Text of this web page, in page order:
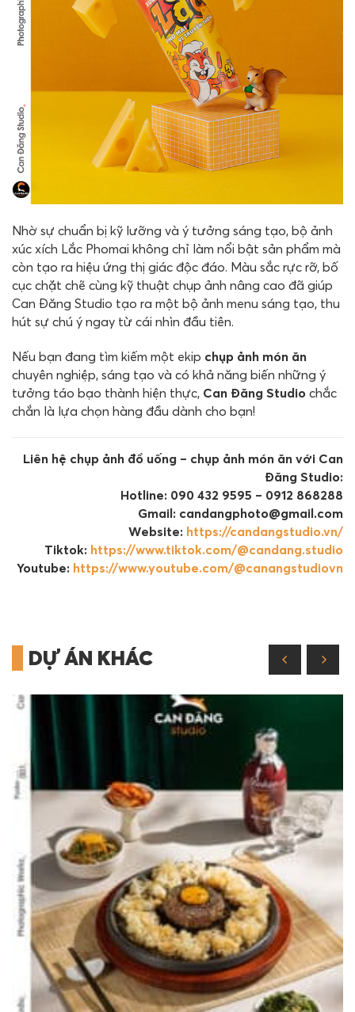
Nhờ sự chuẩn bị kỹ lưỡng và ý tưởng sáng tạo, bộ ảnh
xúc xích Lắc Phomai không chỉ làm nổi bật sản phẩm mà
còn tạo ra hiệu ứng thị giác độc đáo. Màu sắc rực rỡ, bố
cục chặt chẽ cùng kỹ thuật chụp ảnh nâng cao đã giúp
Can Đăng Studio tạo ra một bộ ảnh menu sáng tạo, thu
hút sự chú ý ngay từ cái nhìn đầu tiên.
Nếu bạn đang tìm kiếm một ekip chụp ảnh món ăn
chuyên nghiệp, sáng tạo và có khả năng biến những ý
tưởng táo bạo thành hiện thực, Can Đăng Studio chắc
chắn là lựa chọn hàng đầu dành cho bạn!
Liên hệ chụp ảnh đồ uống – chụp ảnh món ăn với Can
Đăng Studio:
Hotline: 090 432 9595 – 0912 868288
Gmail: candangphoto@gmail.com
Website: https://candangstudio.vn/
Tiktok: https://www.tiktok.com/@candang.studio
Youtube: https://www.youtube.com/@canangstudiovn
DỰ ÁN KHÁC